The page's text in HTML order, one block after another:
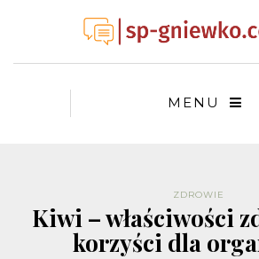
MENU
ZDROWIE
Kiwi – właściwości
korzyści dla